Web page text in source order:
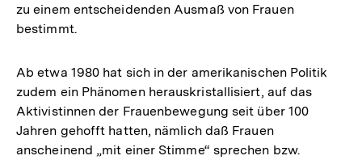
zu einem entscheidenden Ausmaß von Frauen
bestimmt.
Ab etwa 1980 hat sich in der amerikanischen Politik
zudem ein Phänomen herauskristallisiert, auf das
Aktivistinnen der Frauenbewegung seit über 100
Jahren gehofft hatten, nämlich daß Frauen
anscheinend „mit einer Stimme“ sprechen bzw.